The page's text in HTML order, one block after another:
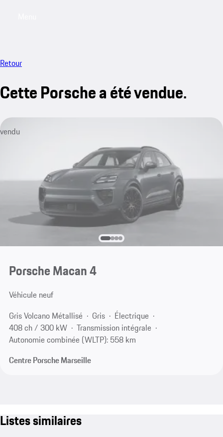
Retour
Cette Porsche a été vendue.
vendu
Porsche Macan 4
Véhicule neuf
Gris Volcano Métallisé
Gris
Électrique
408 ch / 300 kW
Transmission intégrale
Autonomie combinée (WLTP): 558 km
Centre Porsche Marseille
Listes similaires